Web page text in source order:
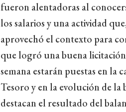
fueron alentadoras al
los salarios y una actividad
aprovechó el contexto para
que logró una buena licitación
semana estarán puestas en la
Tesoro y en la evolución de la
destacan el resultado del